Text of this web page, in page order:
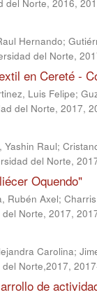
del Norte, 2016,
Hernando;
del Norte,
en Cereté -
Luis Felipe;
del Norte, 2017,
Yashin Raul;
del Norte,
Oquendo"
Rubén Axel;
Norte, 2017,
Carolina;
Norte,2017,
de